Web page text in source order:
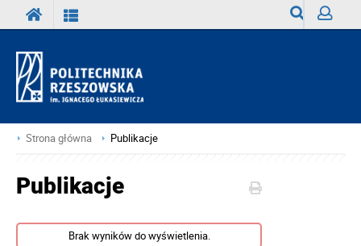
Strona główna Publikacje
Publikacje
Brak wyników do wyświetlenia.